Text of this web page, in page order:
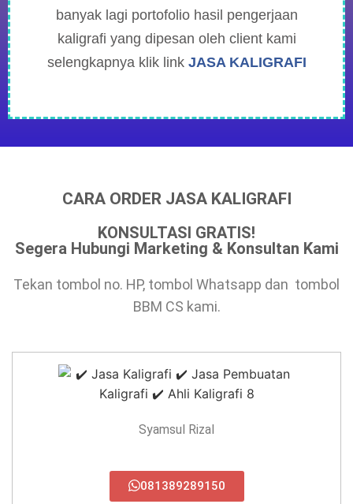
banyak lagi portofolio hasil pengerjaan
kaligrafi yang dipesan oleh client kami
selengkapnya klik link JASA KALIGRAFI
CARA ORDER JASA KALIGRAFI
KONSULTASI GRATIS!
Segera Hubungi Marketing & Konsultan Kami
Tekan tombol no. HP, tombol Whatsapp dan tombol
BBM CS kami.
Syamsul Rizal
081389289150